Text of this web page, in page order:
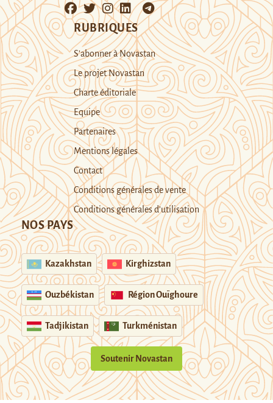
RUBRIQUES
S’abonner à Novastan
Le projet Novastan
Charte éditoriale
Equipe
Partenaires
Mentions légales
Contact
Conditions générales de vente
Conditions générales d’utilisation
NOS PAYS
Kazakhstan Kirghizstan
Ouzbékistan Région Ouïghoure
Tadjikistan Turkménistan
Soutenir Novastan